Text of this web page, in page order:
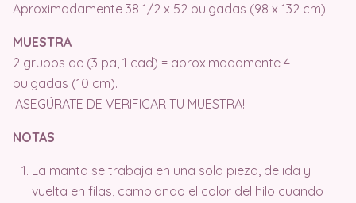
Aproximadamente 38 1/2 x 52 pulgadas (98 x 132 cm)
MUESTRA
2 grupos de (3 pa, 1 cad) = aproximadamente 4
pulgadas (10 cm).
¡ASEGÚRATE DE VERIFICAR TU MUESTRA!
NOTAS
La manta se trabaja en una sola pieza, de ida y
vuelta en filas, cambiando el color del hilo cuando